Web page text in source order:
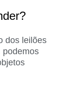
dos leilões
podemos